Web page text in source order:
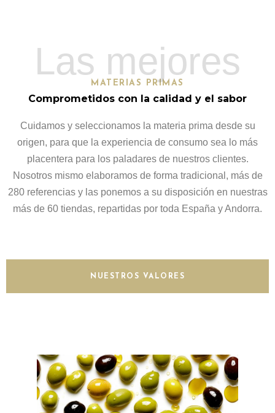
MATERIAS PRIMAS
Las mejores
Comprometidos con la calidad y el sabor
Cuidamos y seleccionamos la materia prima desde su
origen, para que la experiencia de consumo sea lo más
placentera para los paladares de nuestros clientes.
Nosotros mismo elaboramos de forma tradicional, más de
280 referencias y las ponemos a su disposición en nuestras
más de 60 tiendas, repartidas por toda España y Andorra.
NUESTROS VALORES